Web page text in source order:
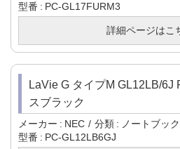
型番
PC-GL17FURM3
詳細ページはこ
LaVie G タイプM GL12LB/6J
スブラック
メーカー NEC 分類
ノートブッ
型番
PC-GL12LB6GJ